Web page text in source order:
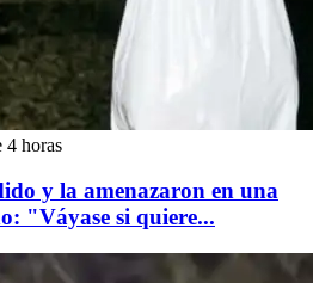
4 horas
y la amenazaron en una
"Váyase si quiere...